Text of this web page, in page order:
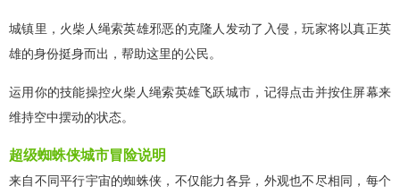
城镇里，火柴人绳索英雄邪恶的克隆人发动了入侵，玩家将以真正英
雄的身份挺身而出，帮助这里的公民。
运用你的技能操控火柴人绳索英雄飞跃城市，记得点击并按住屏幕来
维持空中摆动的状态。
超级蜘蛛侠城市冒险说明
来自不同平行宇宙的蜘蛛侠，不仅能力各异，外观也不尽相同，每个